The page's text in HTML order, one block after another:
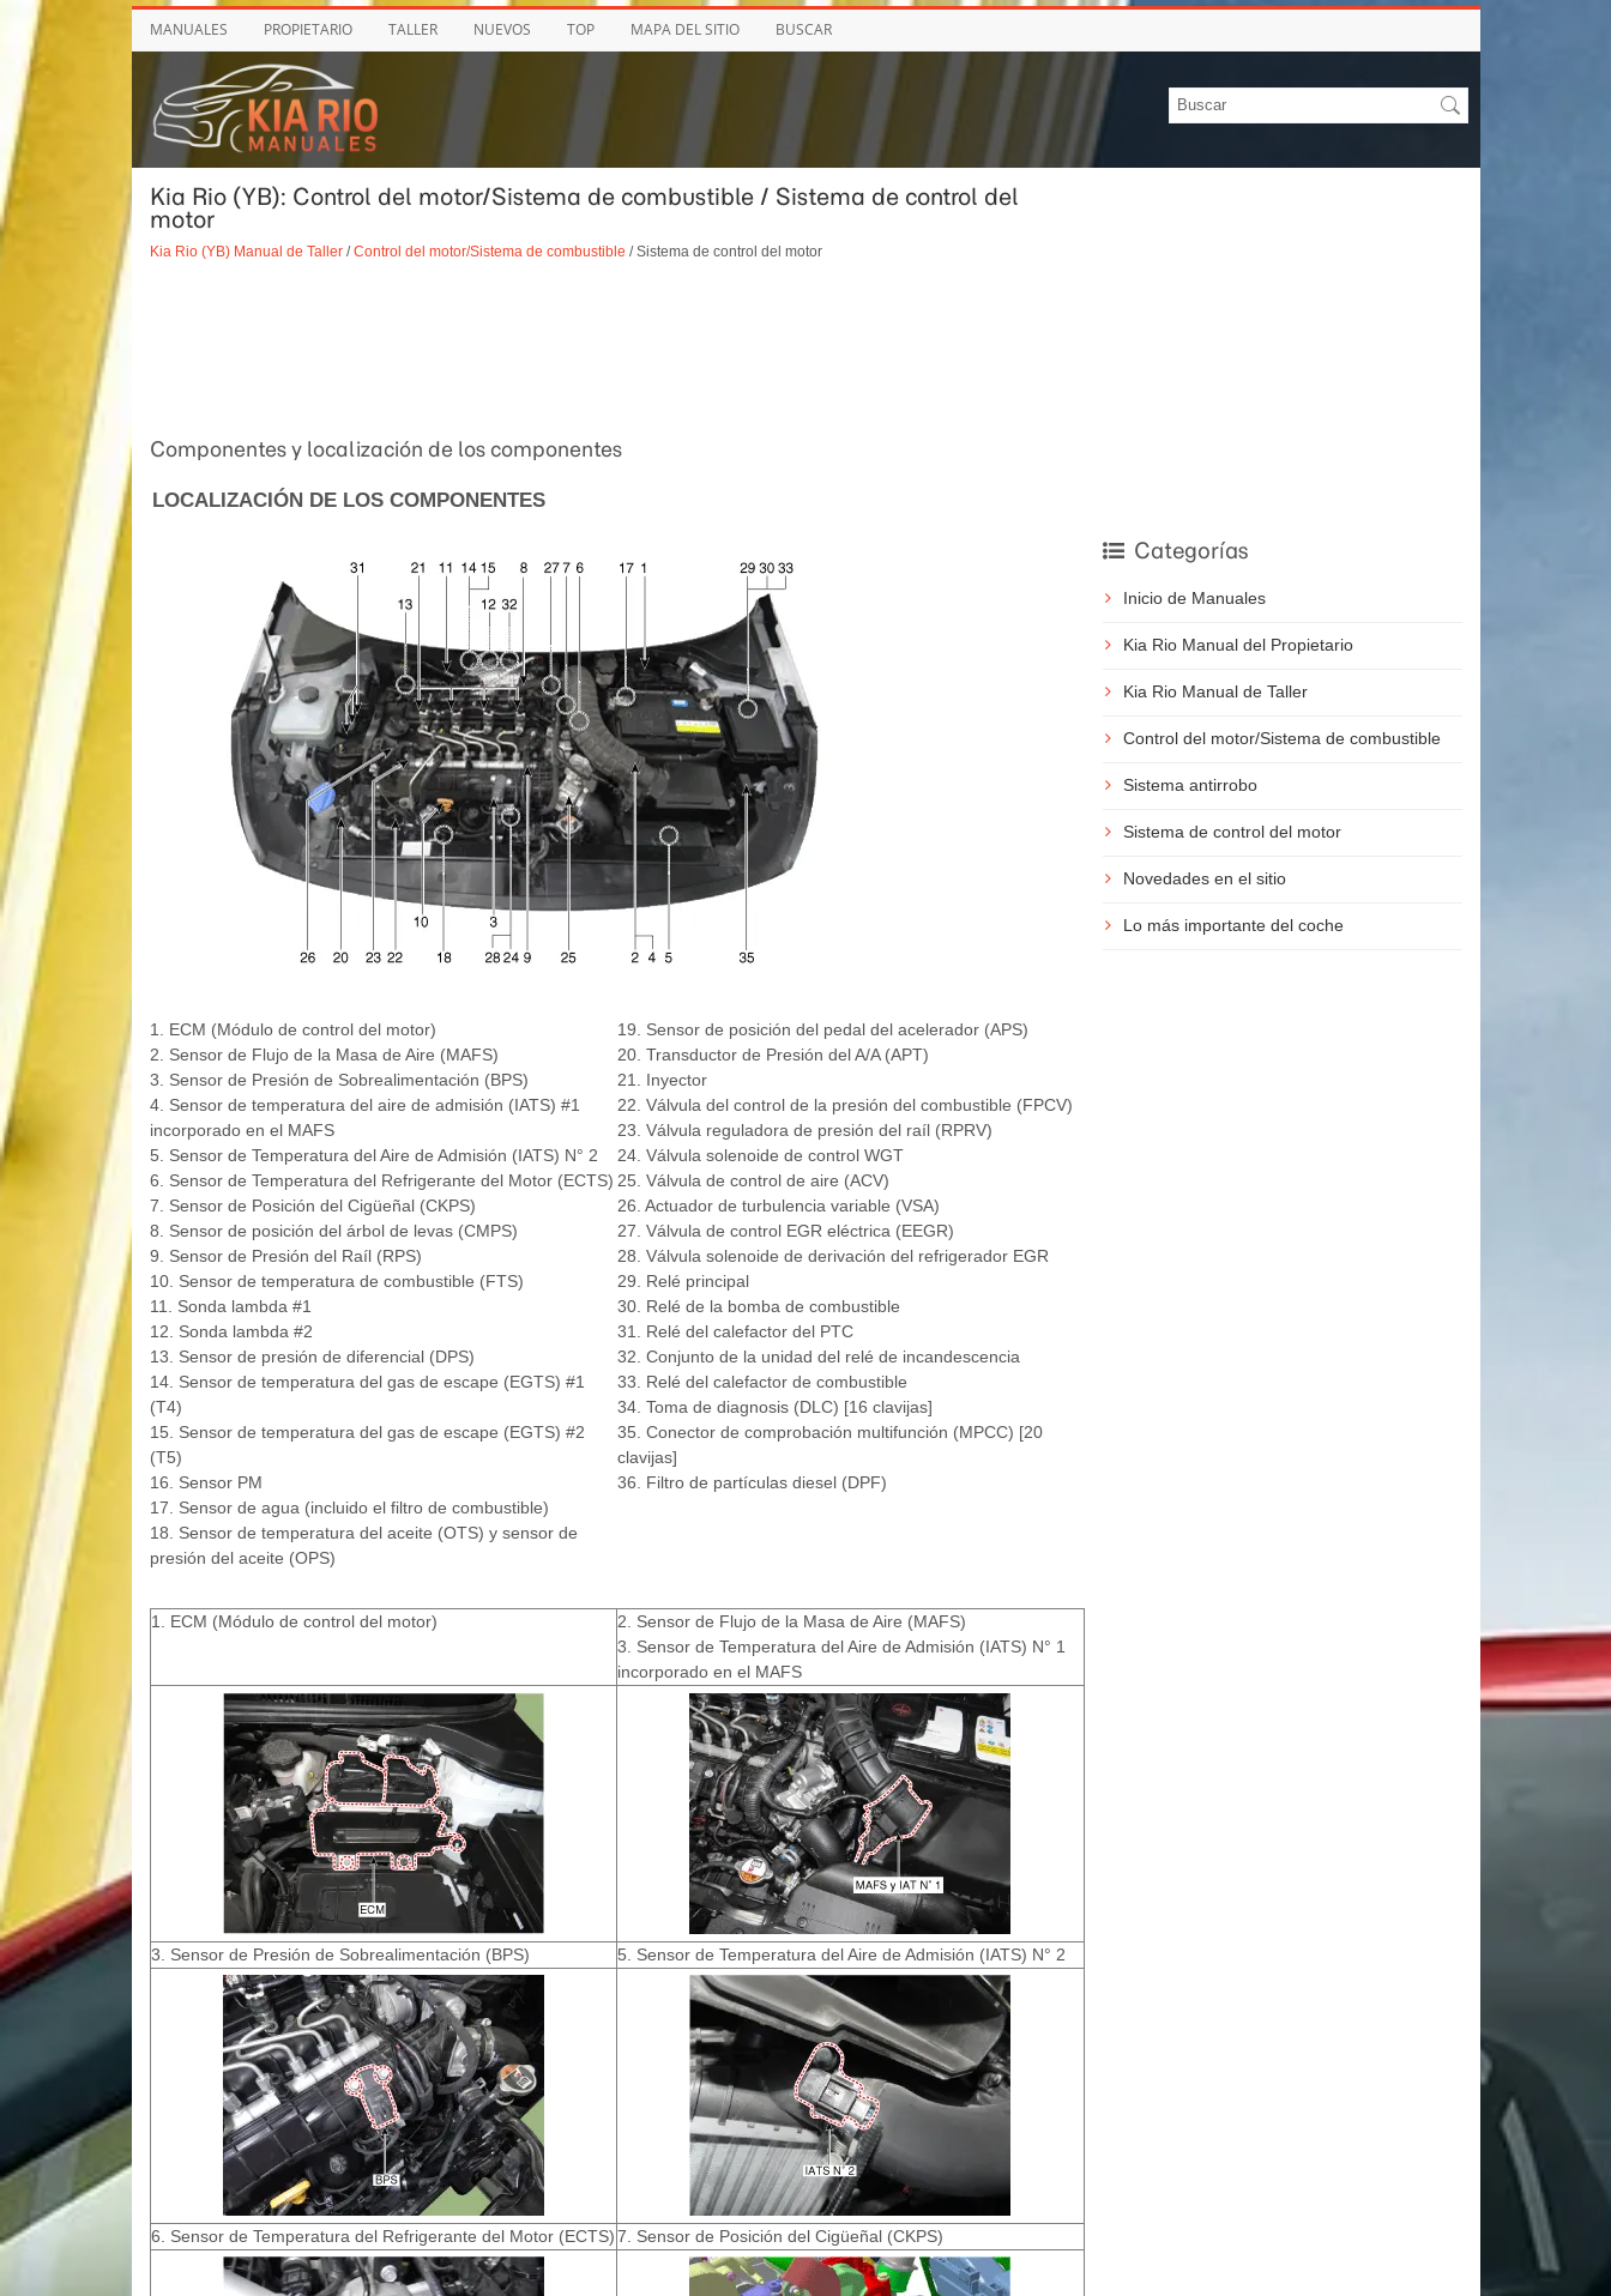
MANUALES PROPIETARIO TALLER NUEVOS TOP MAPA DEL SITIO BUSCAR
Kia Rio (YB): Control del motor/Sistema de combustible / Sistema de control del
motor
Kia Rio (YB) Manual de Taller/Control del motor/Sistema de combustible / Sistema de control del motor
Componentes y localización de los componentes
LOCALIZACIÓN DE LOS COMPONENTES
1. ECM (Módulo de control del motor)
2. Sensor de Flujo de la Masa de Aire (MAFS)
3. Sensor de Presión de Sobrealimentación (BPS)
4. Sensor de temperatura del aire de admisión (IATS) #1
incorporado en el MAFS
5. Sensor de Temperatura del Aire de Admisión (IATS) N° 2
6. Sensor de Temperatura del Refrigerante del Motor (ECTS)
7. Sensor de Posición del Cigüeñal (CKPS)
8. Sensor de posición del árbol de levas (CMPS)
9. Sensor de Presión del Raíl (RPS)
10. Sensor de temperatura de combustible (FTS)
11. Sonda lambda #1
12. Sonda lambda #2
13. Sensor de presión de diferencial (DPS)
14. Sensor de temperatura del gas de escape (EGTS) #1
(T4)
15. Sensor de temperatura del gas de escape (EGTS) #2
(T5)
16. Sensor PM
17. Sensor de agua (incluido el filtro de combustible)
18. Sensor de temperatura del aceite (OTS) y sensor de
presión del aceite (OPS)
19. Sensor de posición del pedal del acelerador (APS)
20. Transductor de Presión del A/A (APT)
21. Inyector
22. Válvula del control de la presión del combustible (FPCV)
23. Válvula reguladora de presión del raíl (RPRV)
24. Válvula solenoide de control WGT
25. Válvula de control de aire (ACV)
26. Actuador de turbulencia variable (VSA)
27. Válvula de control EGR eléctrica (EEGR)
28. Válvula solenoide de derivación del refrigerador EGR
29. Relé principal
30. Relé de la bomba de combustible
31. Relé del calefactor del PTC
32. Conjunto de la unidad del relé de incandescencia
33. Relé del calefactor de combustible
34. Toma de diagnosis (DLC) [16 clavijas]
35. Conector de comprobación multifunción (MPCC) [20
clavijas]
36. Filtro de partículas diesel (DPF)
1. ECM (Módulo de control del motor)
2. Sensor de Flujo de la Masa de Aire (MAFS)
3. Sensor de Temperatura del Aire de Admisión (IATS) N° 1
incorporado en el MAFS
3. Sensor de Presión de Sobrealimentación (BPS) 5. Sensor de Temperatura del Aire de Admisión (IATS) N° 2
6. Sensor de Temperatura del Refrigerante del Motor (ECTS)7. Sensor de Posición del Cigüeñal (CKPS)
Categorías
Inicio de Manuales
Kia Rio Manual del Propietario
Kia Rio Manual de Taller
Control del motor/Sistema de combustible
Sistema antirrobo
Sistema de control del motor
Novedades en el sitio
Lo más importante del coche